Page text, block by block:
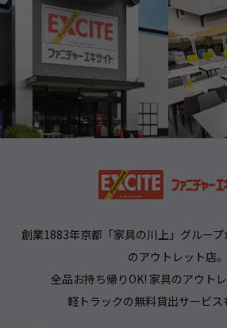
創業1883年京都「家具の川上」グルー
のアウトレット店。
全品お持ち帰りOK! 家具のアウトレ
軽トラックの無料貸出サービス